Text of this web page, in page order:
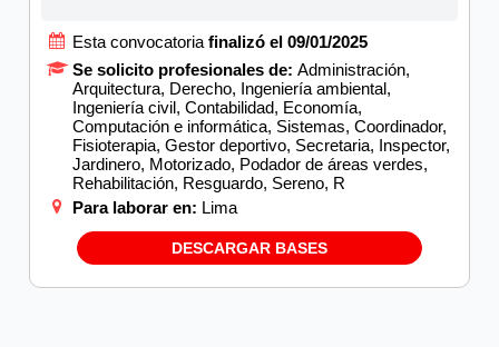
Esta convocatoria finalizó el 09/01/2025
Se solicito profesionales de: Administración,
Arquitectura, Derecho, Ingeniería ambiental,
Ingeniería civil, Contabilidad, Economía,
Computación e informática, Sistemas, Coordinador,
Fisioterapia, Gestor deportivo, Secretaria, Inspector,
Jardinero, Motorizado, Podador de áreas verdes,
Rehabilitación, Resguardo, Sereno, R
Para laborar en: Lima
DESCARGAR BASES